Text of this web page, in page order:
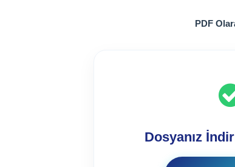
PDF
Dosyanız